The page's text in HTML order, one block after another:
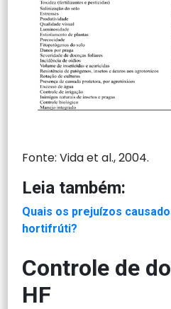
Fonte: Vida et al., 2004.
Leia também:
Quais os prejuízos
hortifrúti?
Controle de
HF